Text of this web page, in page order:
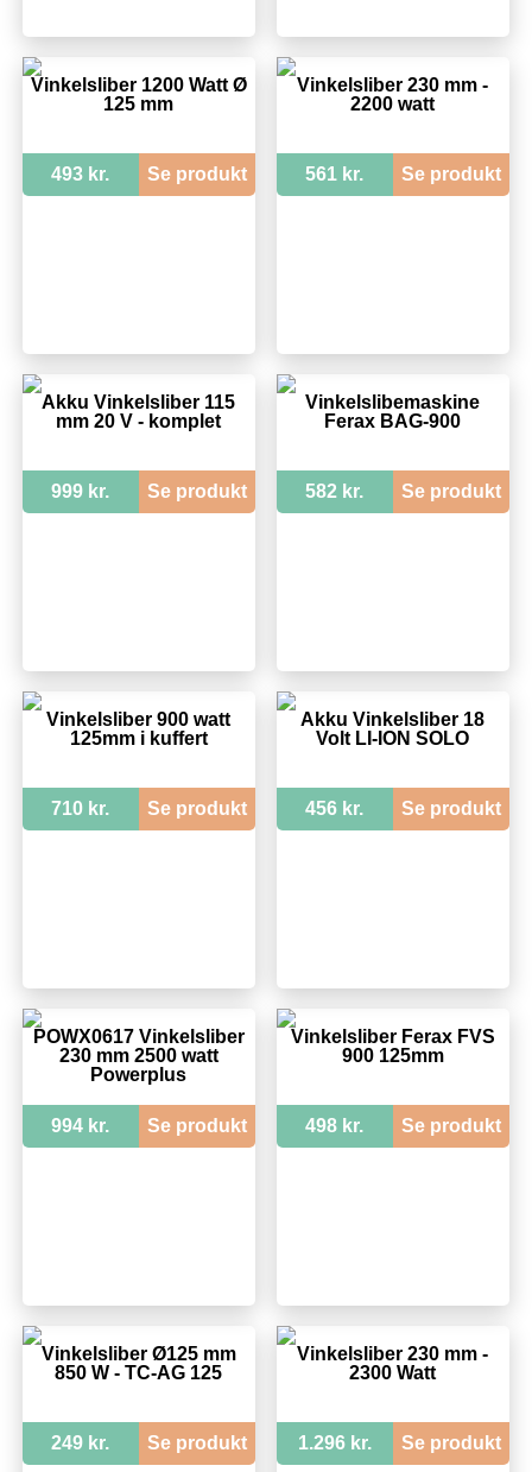
Vinkelsliber 1200 Watt Ø
125 mm
493 kr. Se produkt
Vinkelsliber 230 mm -
2200 watt
561 kr. Se produkt
Akku Vinkelsliber 115
mm 20 V - komplet
999 kr. Se produkt
Vinkelslibemaskine
Ferax BAG-900
582 kr. Se produkt
Vinkelsliber 900 watt
125mm i kuffert
710 kr. Se produkt
Akku Vinkelsliber 18
Volt LI-ION SOLO
456 kr. Se produkt
POWX0617 Vinkelsliber
230 mm 2500 watt
Powerplus
994 kr. Se produkt
Vinkelsliber Ferax FVS
900 125mm
498 kr. Se produkt
Vinkelsliber Ø125 mm
850 W - TC-AG 125
249 kr. Se produkt
Vinkelsliber 230 mm -
2300 Watt
1.296 kr. Se produkt